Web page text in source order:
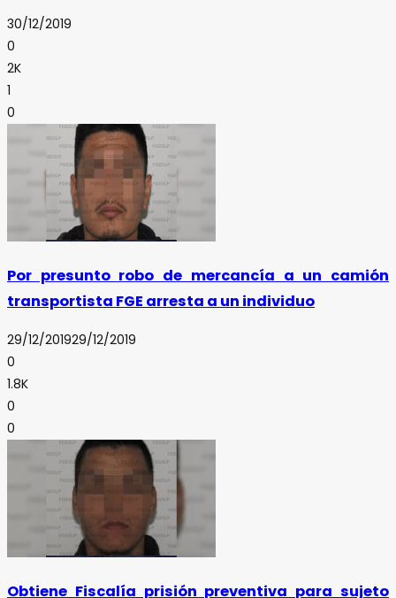
30/12/2019
0
2K
1
0
Por presunto robo de mercancía a un camión
transportista FGE arresta a un individuo
29/12/201929/12/2019
0
1.8K
0
0
Obtiene Fiscalía prisión preventiva para sujeto